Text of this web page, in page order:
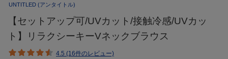
UNTITLED (アンタイトル)
【セットアップ可/UVカット/接触冷感/UVカッ
ト】リラクシーキーVネックブラウス
4.5 (16件のレビュー)